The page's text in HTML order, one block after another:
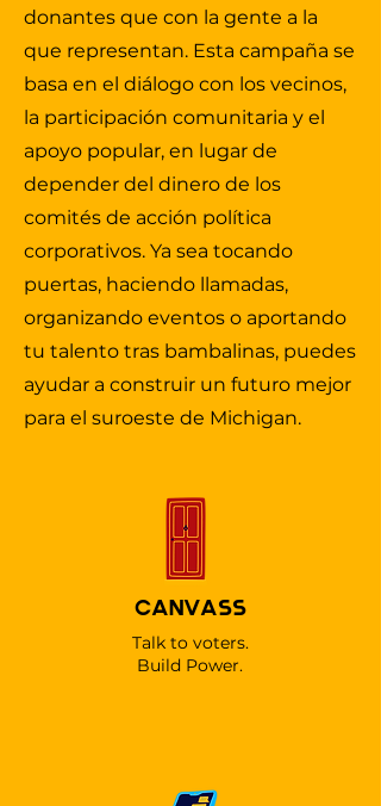
fuerza positiva, pero solo cuando
que sirve. Como poseedor de un
récord escolar en el equipo de
relevos 4x100 de Battle Creek
Central, Diop aprendió que el
progreso se construye mediante
el trabajo en equipo, la disciplina
lecciones lo acompañarían desde
Battle Creek hasta el Capitolio y,
finalmente, de regreso a casa
para volver a competir, esta vez
en una carrera muy diferente.
las inquietudes de los
ciudadanos se traducen en
a crear coaliciones, encontrar
puntos en común y obtener
resultados, sin dejar de rendir
cuentas a sus electores.
donantes que con la gente a la
que representan. Esta campaña se
basa en el diálogo con los vecinos,
la participación comunitaria y el
apoyo popular, en lugar de
depender del dinero de los
comités de acción política
corporativos. Ya sea tocando
puertas, haciendo llamadas,
organizando eventos o aportando
tu talento tras bambalinas, puedes
ayudar a construir un futuro mejor
para el suroeste de Michigan.
CANVASS
Talk to voters.
Build Power.